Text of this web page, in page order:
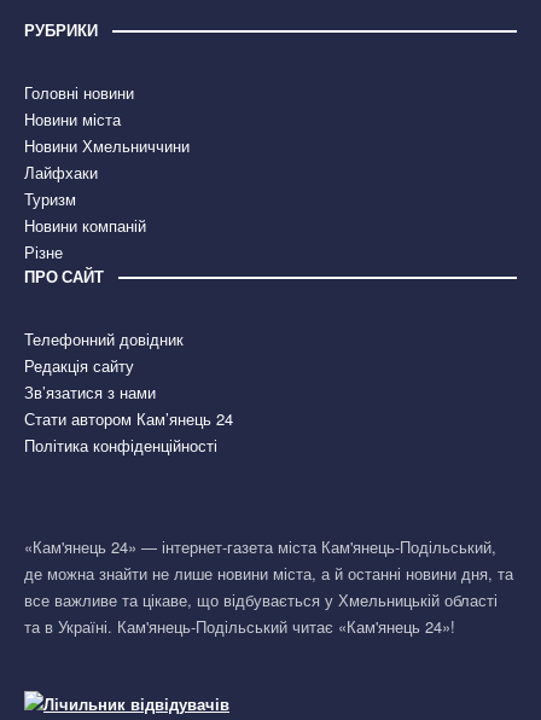
РУБРИКИ
Головні новини
Новини міста
Новини Хмельниччини
Лайфхаки
Туризм
Новини компаній
Різне
ПРО САЙТ
Телефонний довідник
Редакція сайту
Зв’язатися з нами
Стати автором Кам’янець 24
Політика конфіденційності
«Кам'янець 24» — інтернет-газета міста Кам'янець-Подільський,
де можна знайти не лише новини міста, а й останні новини дня, та
все важливе та цікаве, що відбувається у Хмельницькій області
та в Україні. Кам'янець-Подільський читає «Кам'янець 24»!